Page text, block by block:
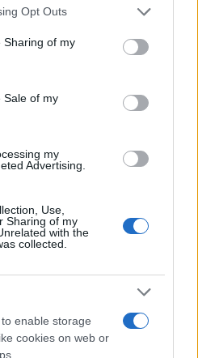
app uses one or more Google
behaviour. You may click to
and its third-party tags to
purposes in below Google
Opt Outs
Sharing of my
Sale of my
my
Advertising.
Use,
Sharing of my
with the
collected.
enable storage
cookies on web or
Τεχεράνη να υποχωρήσει.
για το ενδεχόμενο
πετρελαϊκό σύστημα,
η ροή εξαγωγών,
μέσα, αν και η
παρουσιαστεί με ενιαίο
δίκτυα.
τα Στενά του
κόμβος αυτής
αυτή δίοδος είναι
στον κόσμο για τη
φυσικού αερίου και
κρίση εκεί επηρεάζει